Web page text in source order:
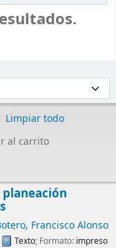
Limpiar todo
al carrito
Francisco Alonso
Texto; Formato: impreso